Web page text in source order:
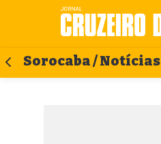
Sorocaba / Notícias